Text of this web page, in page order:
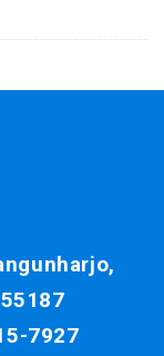
7927